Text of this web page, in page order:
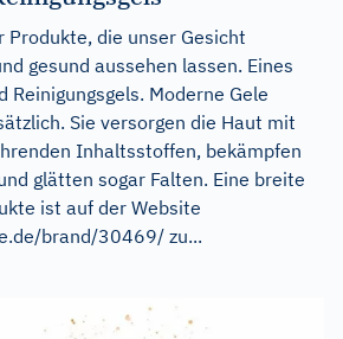
Produkte, die unser Gesicht
gesund aussehen lassen. Eines
Reinigungsgels. Moderne Gele
Sie versorgen die Haut mit
Inhaltsstoffen, bekämpfen
glätten sogar Falten. Eine breite
ist auf der Website
brand/30469/ zu...